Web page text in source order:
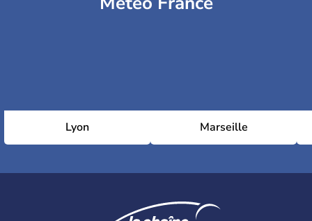
Lyon Marseille